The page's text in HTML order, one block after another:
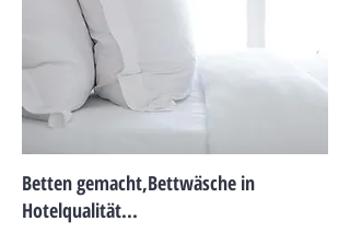
Betten gemacht,Bettwäsche in
Hotelqualität...